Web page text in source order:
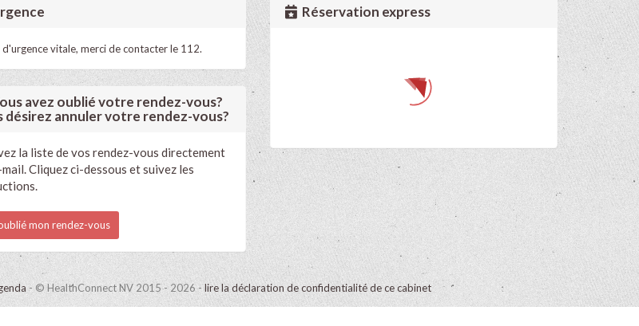
d'urgence vitale, merci de contacter le 112.
avez oublié votre rendez-vous?
désirez annuler votre rendez-vous?
la liste de vos rendez-vous directement
Cliquez ci-dessous et suivez les
mon rendez-vous
Réservation express
- © HealthConnect NV 2015 - 2026 -lire la déclaration de confidentialité de ce cabinet